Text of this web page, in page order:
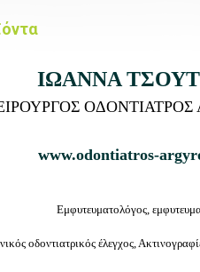
ΙΩΑΝΝΑ
www.odontiatros-
Εμφυτευματολόγος,
οδοντιατρικός έλεγχος,